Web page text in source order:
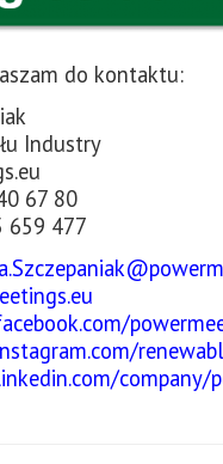
do kontaktu:
Industry
67 80
659 477
company/